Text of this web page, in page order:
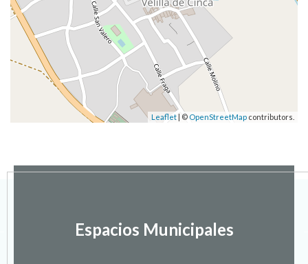
Leaflet | © OpenStreetMap contributors.
Espacios Municipales